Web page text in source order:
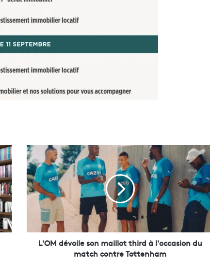
L
'
O
M
d
i
L'OM dévoile son maillot third à l'occasion du
match contre Tottenham